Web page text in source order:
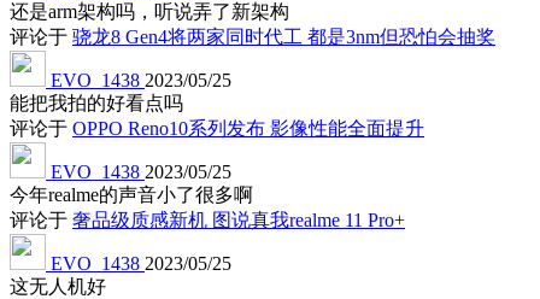
还是arm架构吗，听说弄了新架构
评论于 骁龙8 Gen4将两家同时代工 都是3nm但恐怕会抽奖
EVO_1438 2023/05/25
能把我拍的好看点吗
评论于 OPPO Reno10系列发布 影像性能全面提升
EVO_1438 2023/05/25
今年realme的声音小了很多啊
评论于 奢品级质感新机 图说真我realme 11 Pro+
EVO_1438 2023/05/25
这无人机好